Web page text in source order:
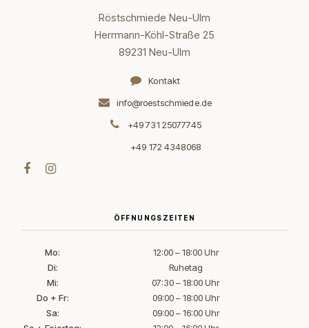
Röstschmiede Neu-Ulm
Herrmann-Köhl-Straße 25
89231 Neu-Ulm
Kontakt
info@roestschmiede.de
+49 731 25077745
+49 172 4348068
ÖFFNUNGSZEITEN
Mo:
12:00 – 18:00 Uhr
Di:
Ruhetag
Mi:
07:30 – 18:00 Uhr
Do + Fr:
09:00 – 18:00 Uhr
Sa:
09:00 – 16:00 Uhr